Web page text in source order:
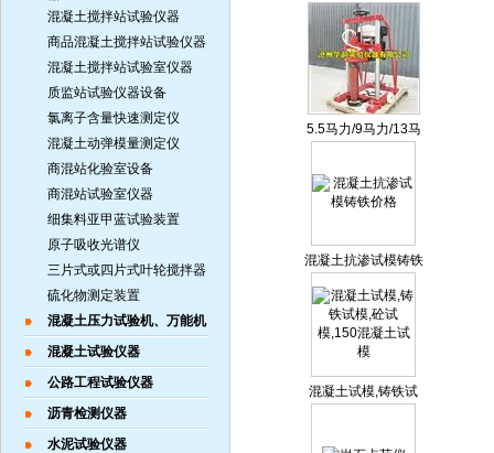
混凝土搅拌站试验仪器
商品混凝土搅拌站试验仪器
混凝土搅拌站试验室仪器
质监站试验仪器设备
氯离子含量快速测定仪
混凝土动弹模量测定仪
商混站化验室设备
商混站试验室仪器
细集料亚甲蓝试验装置
原子吸收光谱仪
三片式或四片式叶轮搅拌器
硫化物测定装置
混凝土压力试验机、万能机
混凝土试验仪器
公路工程试验仪器
沥青检测仪器
水泥试验仪器
5.5马力/9马力/13马
混凝土抗渗试模铸铁
混凝土试模,铸铁试